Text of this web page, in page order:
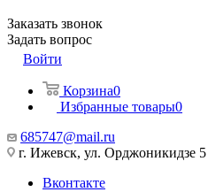
Заказать звонок
Задать вопрос
Войти
Корзина0
Избранные товары0
685747@mail.ru
г. Ижевск, ул. Орджоникидзе 5
Вконтакте